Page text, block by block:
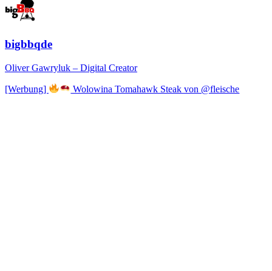
bigbbqde
Oliver Gawryluk – Digital Creator
[Werbung] Wolowina Tomahawk Steak von @fleische